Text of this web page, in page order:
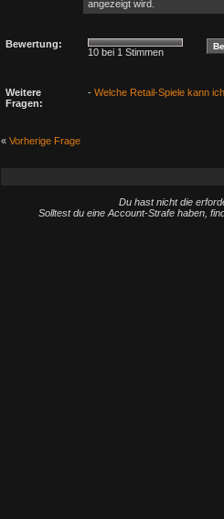
angezeigt wird.
Bewertung:
10 bei 1 Stimmen
Weitere
Fragen:
- Welche Retail-Spiele kann
« Vorherige Frage
Du hast nicht die
Solltest du eine Account-Strafe haben,